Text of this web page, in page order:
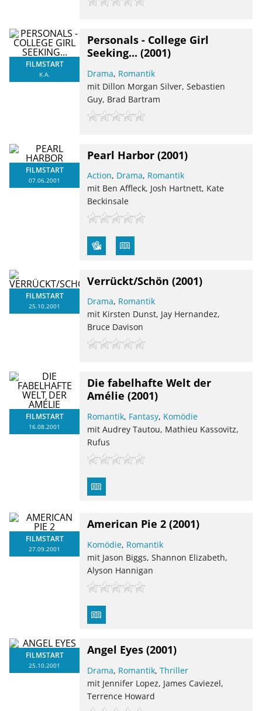
FILMSTART
K.A.
Personals - College Girl
Seeking... (2001)
Drama, Romantik
mit Dillon Morgan Silver, Sebastien
Guy, Brad Bartram
FILMSTART
07.06.2001
Pearl Harbor (2001)
Action, Drama, Romantik
mit Ben Affleck, Josh Hartnett, Kate
Beckinsale
FILMSTART
25.10.2001
Verrückt/Schön (2001)
Drama, Romantik
mit Kirsten Dunst, Jay Hernandez,
Bruce Davison
FILMSTART
16.08.2001
Die fabelhafte Welt der
Amélie (2001)
Romantik, Fantasy, Komödie
mit Audrey Tautou, Mathieu Kassovitz,
Rufus
FILMSTART
27.09.2001
American Pie 2 (2001)
Komödie, Romantik
mit Jason Biggs, Shannon Elizabeth,
Alyson Hannigan
FILMSTART
25.10.2001
Angel Eyes (2001)
Drama, Romantik,Thriller
mit Jennifer Lopez, James Caviezel,
Terrence Howard